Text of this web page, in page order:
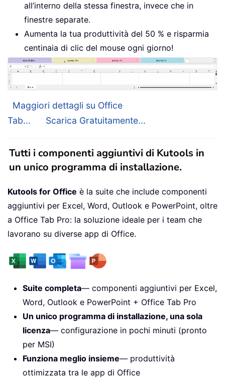
all’interno della stessa finestra, invece che in
finestre separate.
Aumenta la tua produttività del 50 % e risparmia
centinaia di clic del mouse ogni giorno!
Maggiori dettagli su Office
Tab...
Scarica Gratuitamente...
Tutti i componenti aggiuntivi di Kutools in
un unico programma di installazione.
Kutools for Office è la suite che include componenti
aggiuntivi per Excel, Word, Outlook e PowerPoint, oltre
a Office Tab Pro: la soluzione ideale per i team che
lavorano su diverse app di Office.
Suite completa— componenti aggiuntivi per Excel,
Word, Outlook e PowerPoint + Office Tab Pro
Un unico programma di installazione, una sola
licenza— configurazione in pochi minuti (pronto
per MSI)
Funziona meglio insieme— produttività
ottimizzata tra le app di Office